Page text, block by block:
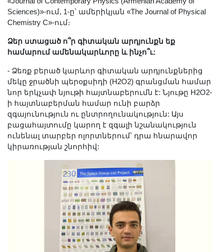
Sciences)»-ում, 1-ը՝ ամերիկյան «The Journal of Physical
Chemistry C»-ում։
Ձեր ստացած ո՞ր գիտական արդյունքն եք
համարում ամենակարևորը և ինչո՞ւ:
- Ձեռք բերած կարևոր գիտական արդյունքներից
մեկը ջրածնի պերօքսիդի (H2O2) գրանցման համար
նոր երկչափ նյութի հայտնաբերումն է: Նյութը H2O2-
ի հայտնաբերման համար ունի բարձր
զգայունություն ու ընտրողունակություն: Այս
բացահայտումը կարող է զգալի նշանակություն
ունենալ տարբեր ոլորտներում՝ դրա հնարավոր
կիրառության շնորհիվ: